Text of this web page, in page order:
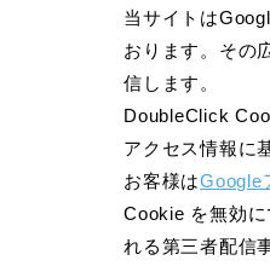
当サイトは
おります。その
信します。
DoubleClick
アクセス情報に
お客様はGoogle
Cookie を無効
れる第三者配信